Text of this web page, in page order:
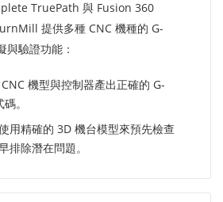
TruePath 與 Fusion 360
提供多種 CNC 機種的 G-
驗證功能：
機型與控制器產出正確的 G-
。
用精確的 3D 機台模型來預先檢查
排除潛在問題。